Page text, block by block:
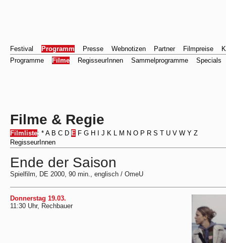
Festival Programm Presse Webnotizen Partner Filmpreise
Programme
Filme RegisseurInnen Sammelprogramme Specials
Filme & Regie
Filmliste: * A B C D E F G H J K L M N O P R S T U V W Y Z
RegisseurInnen
Ende der Saison
Spielfilm, DE 2000, 90 min., englisch / OmeU
Donnerstag 19.03.
11:30 Uhr, Rechbauer